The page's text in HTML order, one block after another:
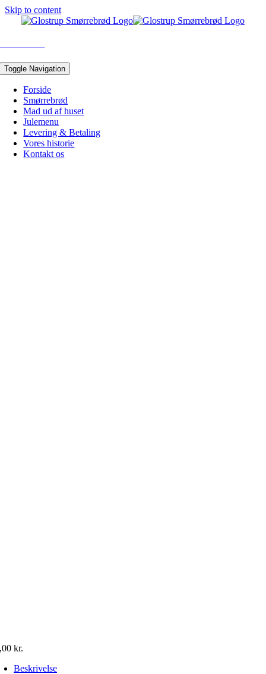
Skip to content
Toggle Navigation
Forside
Smørrebrød
Mad ud af huset
Julemenu
Levering & Betaling
Vores historie
Kontakt os
kr.
Beskrivelse